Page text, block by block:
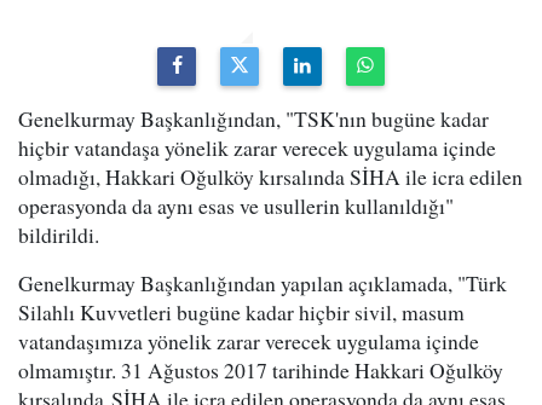
Genelkurmay Başkanlığından, "TSK'nın bugüne kadar
hiçbir vatandaşa yönelik zarar verecek uygulama içinde
olmadığı, Hakkari Oğulköy kırsalında SİHA ile icra edilen
operasyonda da aynı esas ve usullerin kullanıldığı"
bildirildi.
Genelkurmay Başkanlığından yapılan açıklamada, "Türk
Silahlı Kuvvetleri bugüne kadar hiçbir sivil, masum
vatandaşımıza yönelik zarar verecek uygulama içinde
olmamıştır. 31 Ağustos 2017 tarihinde Hakkari Oğulköy
kırsalında SİHA ile icra edilen operasyonda da aynı esas